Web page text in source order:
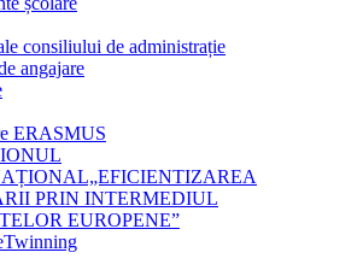
consiliului de administrație
angajare
ERASMUS
PRIN INTERMEDIUL
EUROPENE”